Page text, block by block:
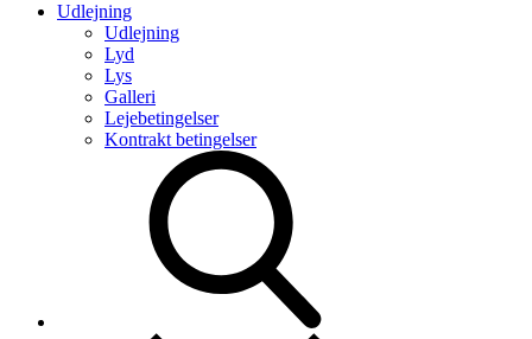
Udlejning
Udlejning
Lyd
Lys
Galleri
Lejebetingelser
Kontrakt betingelser